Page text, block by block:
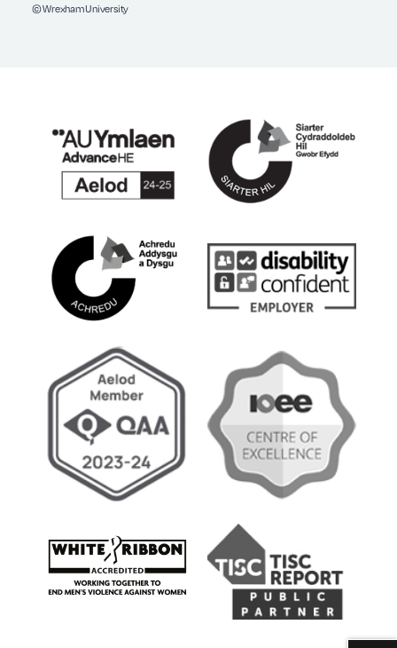
FacebookInstagram
© Wrexham University